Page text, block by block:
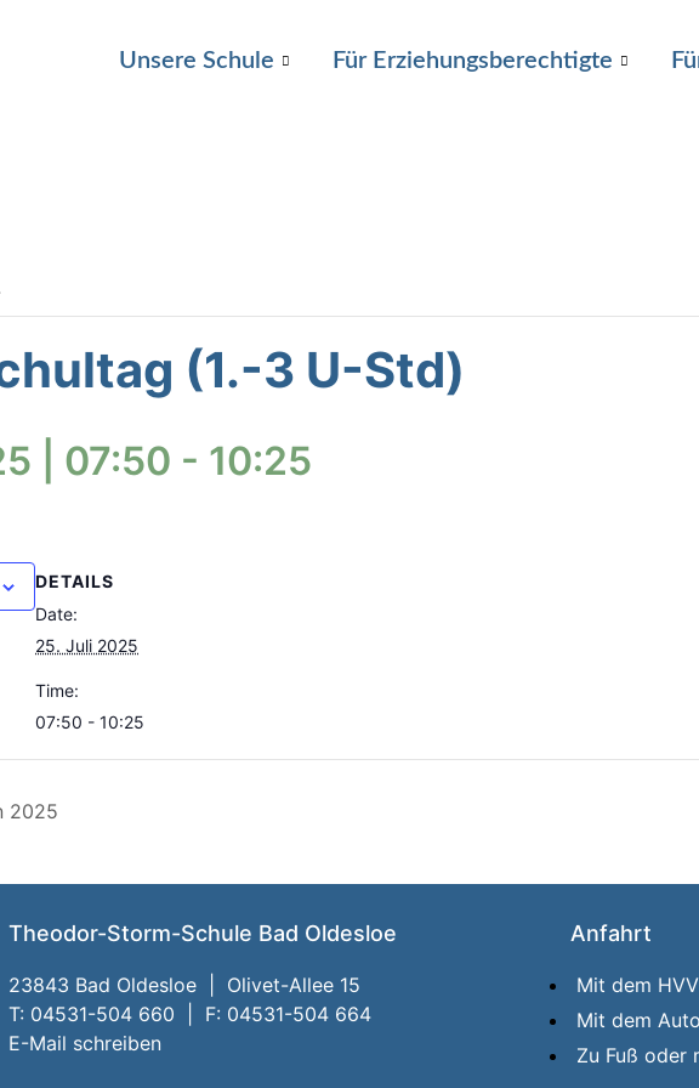
Unsere Schule Für Erziehungsberechtigte
(1.-3 U-Std)
| 07:50 - 10:25
DETAILS
Date:
25. Juli 2025
Time:
07:50 - 10:25
2025
Theodor-Storm-Schule Bad Oldesloe
23843 Bad Oldesloe | Olivet-Allee 15
T: 04531-504 660 | F: 04531-504 664
E-Mail schreiben
Anfahrt
Mit dem HVV
Mit dem Auto
Zu Fuß oder